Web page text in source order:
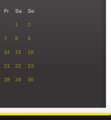
Fr Sa So
1 2
7 8 9
14 15 16
21 22 23
28 29 30